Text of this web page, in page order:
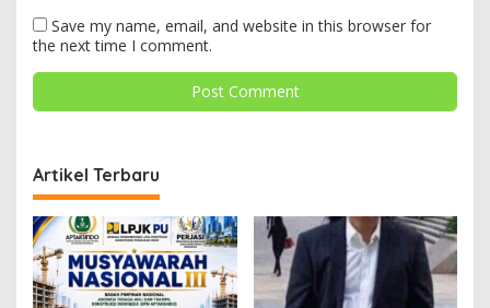
Save my name, email, and website in this browser for
the next time I comment.
Artikel Terbaru